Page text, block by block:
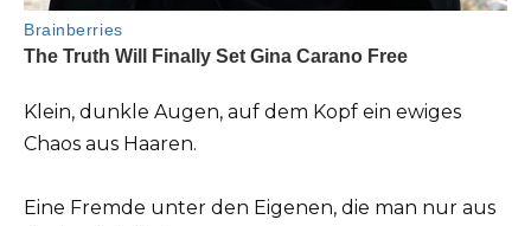
Klein, dunkle Augen, auf dem Kopf ein ewiges
Chaos aus Haaren.
Eine Fremde unter den Eigenen, die man nur aus